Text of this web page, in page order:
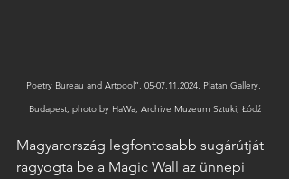
Poetry Bureau and Artpool”, 05-07.11.2024, Platan Gallery,
Budapest, photo by HaWa, Archive Muzeum Sztuki, Łódź
Magyarország legfontosabb sugárútját
ragyogta be a Magic Wall az ünnepi